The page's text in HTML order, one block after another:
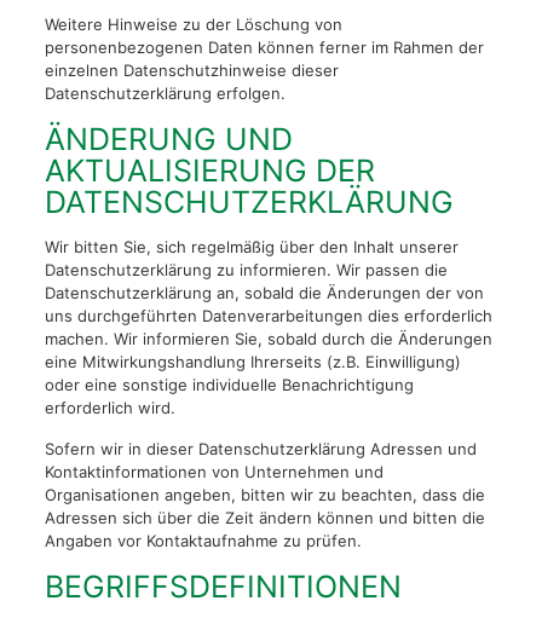
Weitere Hinweise zu der Löschung von
personenbezogenen Daten können ferner im Rahmen der
einzelnen Datenschutzhinweise dieser
Datenschutzerklärung erfolgen.
ÄNDERUNG UND
AKTUALISIERUNG DER
DATENSCHUTZERKLÄRUNG
Wir bitten Sie, sich regelmäßig über den Inhalt unserer
Datenschutzerklärung zu informieren. Wir passen die
Datenschutzerklärung an, sobald die Änderungen der von
uns durchgeführten Datenverarbeitungen dies erforderlich
machen. Wir informieren Sie, sobald durch die Änderungen
eine Mitwirkungshandlung Ihrerseits (z.B. Einwilligung)
oder eine sonstige individuelle Benachrichtigung
erforderlich wird.
Sofern wir in dieser Datenschutzerklärung Adressen und
Kontaktinformationen von Unternehmen und
Organisationen angeben, bitten wir zu beachten, dass die
Adressen sich über die Zeit ändern können und bitten die
Angaben vor Kontaktaufnahme zu prüfen.
BEGRIFFSDEFINITIONEN